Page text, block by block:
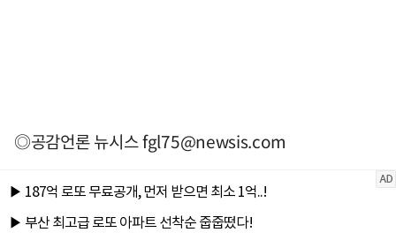
◎공감언론 뉴시스fgl75@newsis.com